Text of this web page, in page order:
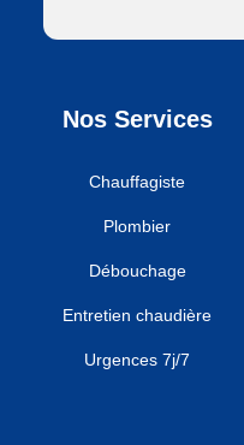
Nos Services
Chauffagiste
Plombier
Débouchage
Entretien chaudière
Urgences 7j/7